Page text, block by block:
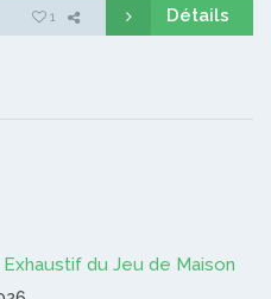
1 Détails
du Jeu de Maison